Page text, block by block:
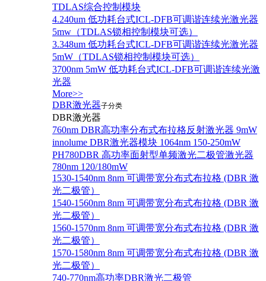
TDLAS综合控制模块
4.240um 低功耗台式ICL-DFB可调谐连续光激光器
5mw（TDLAS锁相控制模块可选）
3.348um 低功耗台式ICL-DFB可调谐连续光激光器
5mW（TDLAS锁相控制模块可选）
3700nm 5mW 低功耗台式ICL-DFB可调谐连续光激
光器
More>>
DBR激光器子分类
DBR激光器
760nm DBR高功率分布式布拉格反射激光器 9mW
innolume DBR激光器模块 1064nm 150-250mW
PH780DBR 高功率面射型单频激光二极管激光器
780nm 120/180mW
1530-1540nm 8nm 可调带宽分布式布拉格 (DBR 激
光二极管）
1540-1560nm 8nm 可调带宽分布式布拉格 (DBR 激
光二极管）
1560-1570nm 8nm 可调带宽分布式布拉格 (DBR 激
光二极管）
1570-1580nm 8nm 可调带宽分布式布拉格 (DBR 激
光二极管）
740-770nm高功率DBR激光二极管